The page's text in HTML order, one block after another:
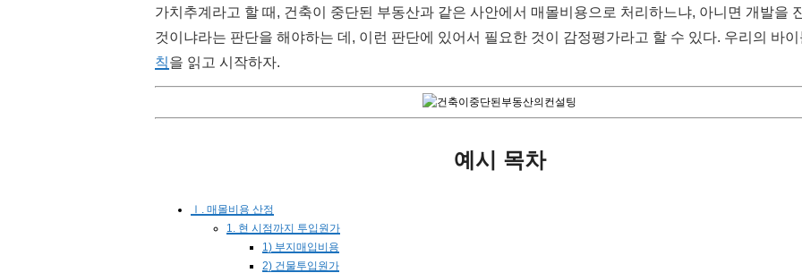
가치추계라고 할 때, 건축이 중단된 부동산과 같은 사안에서 매몰비용으로 처리하느냐, 아니면 개발을
것이냐라는 판단을 해야하는 데, 이런 판단에 있어서 필요한 것이 감정평가라고 할 수 있다. 우리의 바이
칙을 읽고 시작하자.
예시 목차
Ⅰ. 매몰비용 산정
1. 현 시점까지 투입원가
1) 부지매입비용
2) 건물투입원가